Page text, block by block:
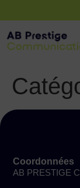
Coordonnées
AB PRESTIGE